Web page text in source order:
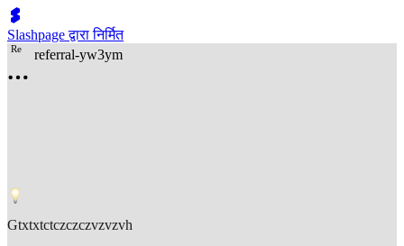
Slashpage द्वारा निर्मित
Re referral-yw3ym
Gtxtxtctczczczvzvzvh